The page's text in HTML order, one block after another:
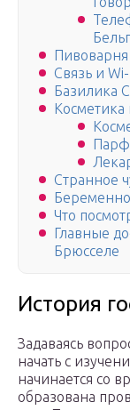
Связь и
Базилика
Косметика
Странное
Что
Главные
Брюсселе
История
Задаваясь
начать с
начинается со
образована